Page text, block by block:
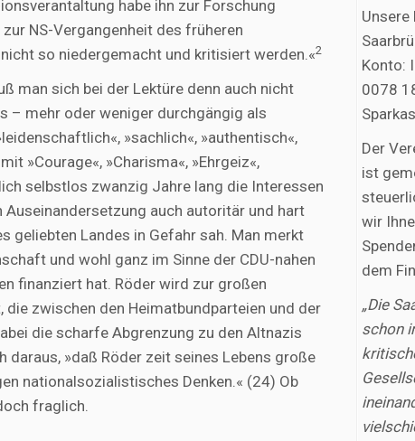
habe ihn zur Forschung
NS-Vergangenheit des früheren
so niedergemacht und kritisiert werden.«2
man sich bei der Lektüre denn auch nicht
– mehr oder weniger durchgängig als
»sachlich«, »authentisch«,
»Courage«, »Charisma«, »Ehrgeiz«,
selbstlos zwanzig Jahre lang die Interessen
auch autoritär und hart
geliebten Landes in Gefahr sah. Man merkt
und wohl ganz im Sinne der CDU-nahen
finanziert hat. Röder wird zur großen
zwischen den Heimatbundparteien und der
die scharfe Abgrenzung zu den Altnazis
daraus, »daß Röder zeit seines Lebens große
nationalsozialistisches Denken.« (24) Ob
fraglich.
Unsere
Konto:
0078
Der
ist
wir
dem
„Die
schon